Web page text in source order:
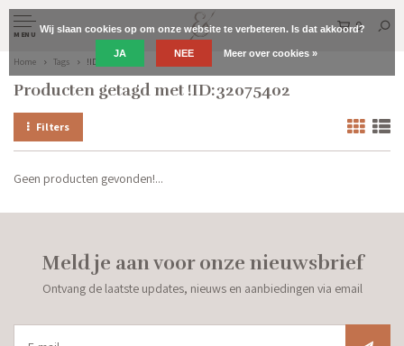
MENU
0
Home Tags !ID:32075402
Producten getagd met !ID:32075402
Filters
Geen producten gevonden!...
Meld je aan voor onze nieuwsbrief
Ontvang de laatste updates, nieuws en aanbiedingen via email
Wij slaan cookies op om onze website te verbeteren. Is dat akkoord?
JA NEE Meer over cookies »